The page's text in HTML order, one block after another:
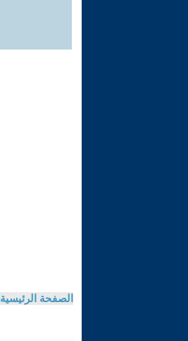
الصفحة الرئيسية